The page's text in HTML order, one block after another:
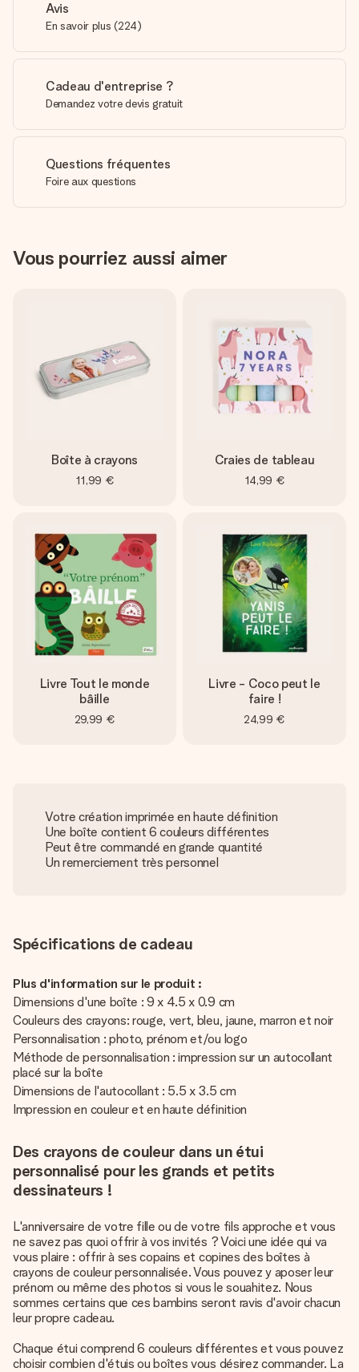
Avis
En savoir plus (224)
Cadeau d'entreprise ?
Demandez votre devis gratuit
Questions fréquentes
Foire aux questions
Vous pourriez aussi aimer
Boîte à crayons
11,99 €
Craies de tableau
14,99 €
Livre Tout le monde
bâille
29,99 €
Livre - Coco peut le
faire !
24,99 €
Votre création imprimée en haute définition
Une boîte contient 6 couleurs différentes
Peut être commandé en grande quantité
Un remerciement très personnel
Spécifications de cadeau
Plus d'information sur le produit :
Dimensions d'une boîte : 9 x 4.5 x 0.9 cm
Couleurs des crayons: rouge, vert, bleu, jaune, marron et noir
Personnalisation : photo, prénom et/ou logo
Méthode de personnalisation : impression sur un autocollant
placé sur la boîte
Dimensions de l'autocollant : 5.5 x 3.5 cm
Impression en couleur et en haute définition
Des crayons de couleur dans un étui
personnalisé pour les grands et petits
dessinateurs !
L'anniversaire de votre fille ou de votre fils approche et vous
ne savez pas quoi offrir à vos invités ? Voici une idée qui va
vous plaire : offrir à ses copains et copines des boîtes à
crayons de couleur personnalisée. Vous pouvez y aposer leur
prénom ou même des photos si vous le souahitez. Nous
sommes certains que ces bambins seront ravis d'avoir chacun
leur propre cadeau.
Chaque étui comprend 6 couleurs différentes et vous pouvez
choisir combien d'étuis ou boîtes vous désirez commander. La